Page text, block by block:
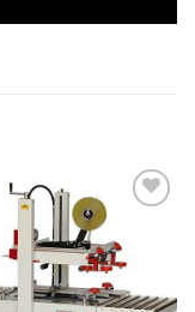
Wishlist